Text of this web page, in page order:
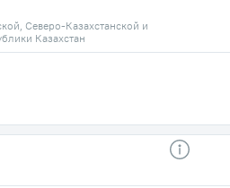
Северо-Казахстанской и
Казахстан